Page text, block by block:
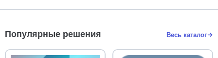
Популярные решения Весь каталог